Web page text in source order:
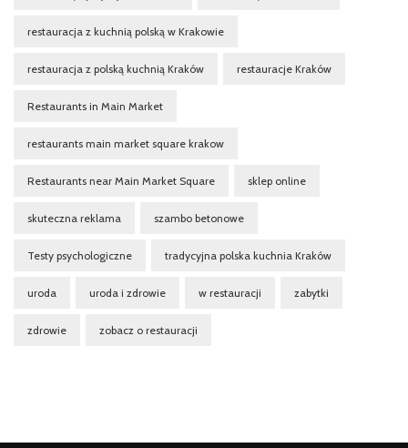
restauracja z kuchnią polską w Krakowie
restauracja z polską kuchnią Kraków restauracje Kraków
Restaurants in Main Market
restaurants main market square krakow
Restaurants near Main Market Square sklep online
skuteczna reklama szambo betonowe
Testy psychologiczne tradycyjna polska kuchnia Kraków
uroda uroda i zdrowie w restauracji zabytki
zdrowie zobacz o restauracji